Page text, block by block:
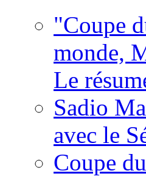
"Coupe
monde,
Le
Sadio
avec le
Coupe